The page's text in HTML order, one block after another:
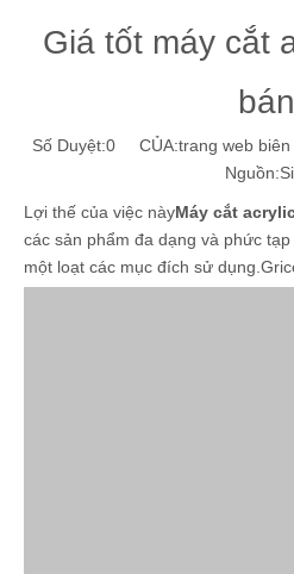
Giá tốt máy cắt
bán
Số Duyệt:0CỦA:trang web
Nguồn:
Lợi thế của việc nàyMáy cắt
các sản phẩm đa dạng và phức
một loạt các mục đích sử